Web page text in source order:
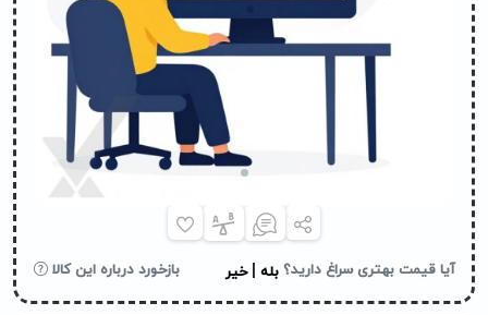
آیا قیمت بهتری سراغ دارید؟ بله خیر بازخورد درباره این کالا